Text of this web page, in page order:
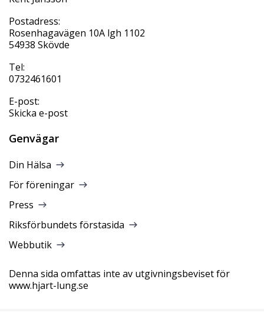
Postadress:
Rosenhagavägen 10A lgh 1102
54938 Skövde
Tel:
0732461601
E-post:
Skicka e-post
Genvägar
Din Hälsa
För föreningar
Press
Riksförbundets förstasida
Webbutik
Denna sida omfattas inte av utgivningsbeviset för
www.hjart-lung.se